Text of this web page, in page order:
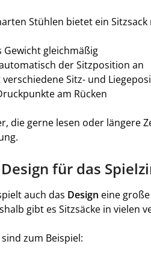
Stühlen bietet ein
Gewicht gleichmäßig
der Sitzposition an
Sitz- und
am Rücken
die gerne lesen oder längere
für das
auch das Design eine
gibt es Sitzsäcke in vielen
zum Beispiel: